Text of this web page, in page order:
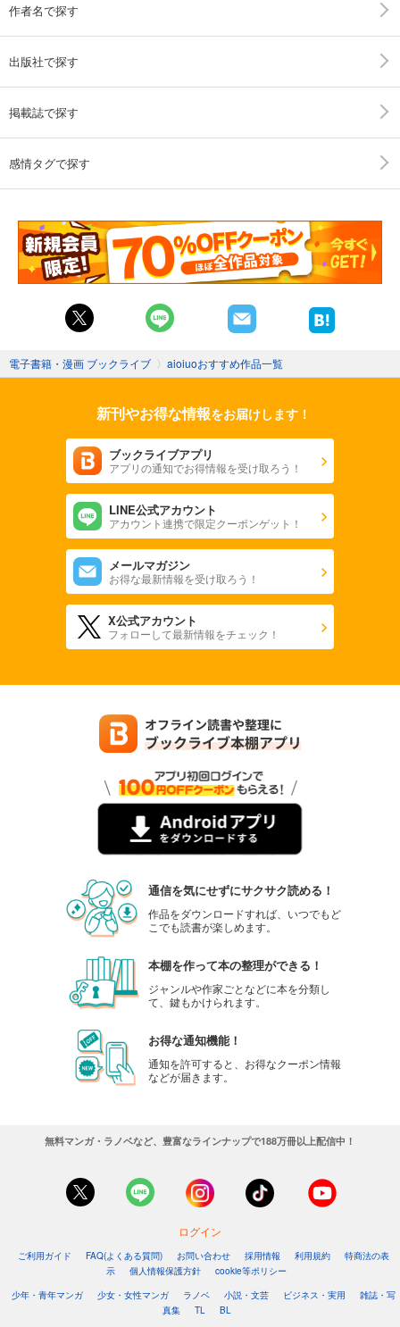
作者名で探す
出版社で探す
掲載誌で探す
感情タグで探す
電子書籍・漫画 ブックライブ 〉 aioiuoおすすめ作品一覧
新刊やお得な情報をお届けします！
ブックライブアプリ
アプリの通知でお得情報を受け取ろう！
LINE公式アカウント
アカウント連携で限定クーポンゲット！
メールマガジン
お得な最新情報を受け取ろう！
X公式アカウント
フォローして最新情報をチェック！
通信を気にせずにサクサク読める！
作品をダウンロードすれば、いつでもど
こでも読書が楽しめます。
本棚を作って本の整理ができる！
ジャンルや作家ごとなどに本を分類し
て、鍵もかけられます。
お得な通知機能！
通知を許可すると、お得なクーポン情報
などが届きます。
無料マンガ・ラノベなど、豊富なラインナップで188万冊以上配信中！
ログイン
ご利用ガイド FAQ(よくある質問) お問い合わせ 採用情報 利用規約
特商法の表
示
個人情報保護方針
cookie等ポリシー
少年・青年マンガ
少女・女性マンガ ラノベ 小説・文芸 ビジネス・実用
雑誌・写
真集
TL BL